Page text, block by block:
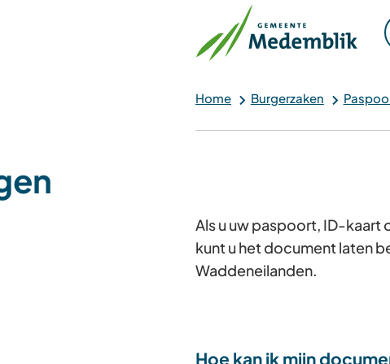
Home Burgerzaken
Als u uw paspoort, ID-kaart
kunt u het document laten
Waddeneilanden.
Hoe kan ik mijn